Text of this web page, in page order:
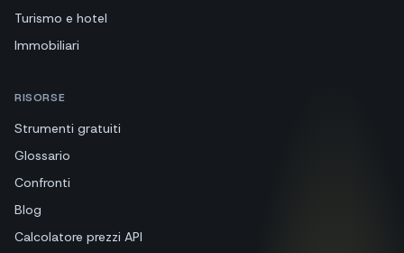
Turismo e hotel
Immobiliari
RISORSE
Strumenti gratuiti
Glossario
Confronti
Blog
Calcolatore prezzi API